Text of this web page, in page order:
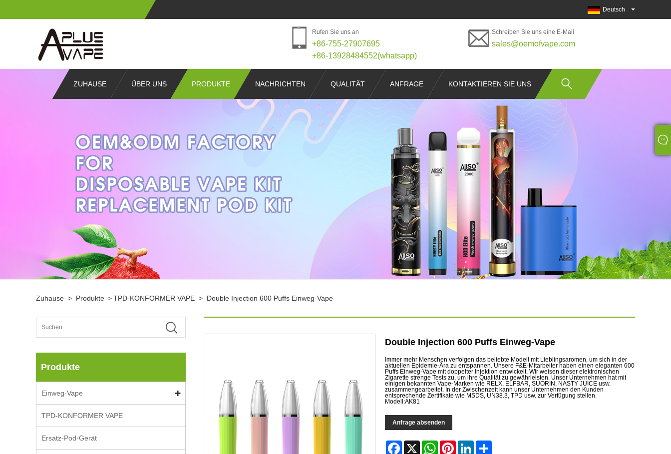
Deutsch
Rufen Sie uns an
+86-755-27907695
+86-13928484552(whatsapp)
Schreiben Sie uns eine E-Mail
sales@oemofvape.com
ZUHAUSE ÜBER UNS PRODUKTE NACHRICHTEN QUALITÄT ANFRAGE KONTAKTIEREN SIE UNS
Zuhause > Produkte > TPD-KONFORMER VAPE > Double Injection 600 Puffs Einweg-Vape
Produkte
Einweg-Vape
TPD-KONFORMER VAPE
Ersatz-Pod-Gerät
Double Injection 600 Puffs Einweg-Vape
Immer mehr Menschen verfolgen das beliebte Modell mit Lieblingsaromen, um sich in der
aktuellen Epidemie-Ära zu entspannen. Unsere F&E-Mitarbeiter haben einen eleganten 600
Puffs Einweg-Vape mit doppelter Injektion entwickelt. Wir weisen dieser elektronischen
Zigarette strenge Tests zu, um ihre Qualität zu gewährleisten. Unser Unternehmen hat mit
einigen bekannten Vape-Marken wie RELX, ELFBAR, SUORIN, NASTY JUICE usw.
zusammengearbeitet. In der Zwischenzeit kann unser Unternehmen den Kunden
entsprechende Zertifikate wie MSDS, UN38.3, TPD usw. zur Verfügung stellen.
Modell:AK81
Anfrage absenden
Facebook WhatsAppPinterestLinkedIn